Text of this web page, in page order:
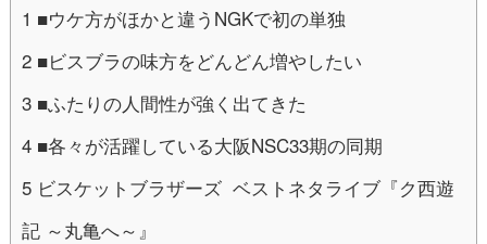
1 ■ウケ方がほかと違うNGKで初の単独
2■ビスブラの味方をどんどん増やしたい
3■ふたりの人間性が強く出てきた
4■各々が活躍している大阪NSC33期の同期
5ビスケットブラザーズ ベストネタライブ『ク西遊
記 ～丸亀へ～』